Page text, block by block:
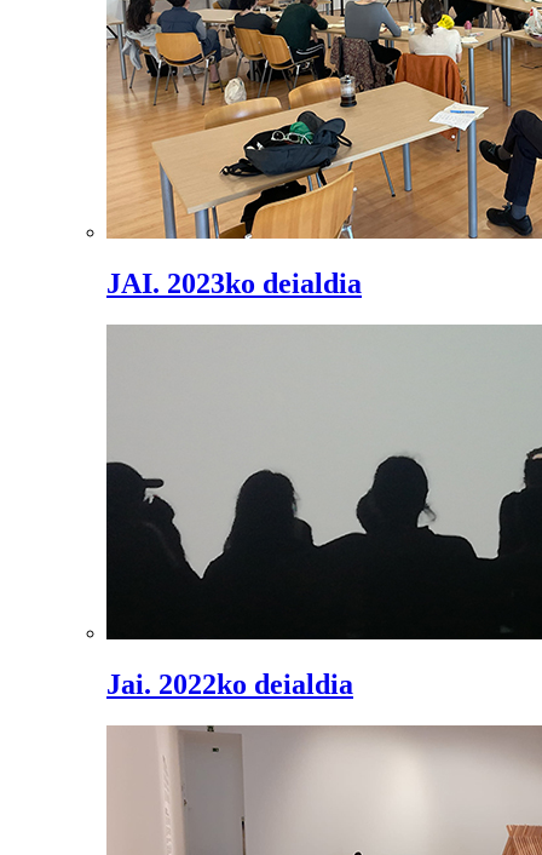
JAI. 2023ko deialdia
Jai. 2022ko deialdia